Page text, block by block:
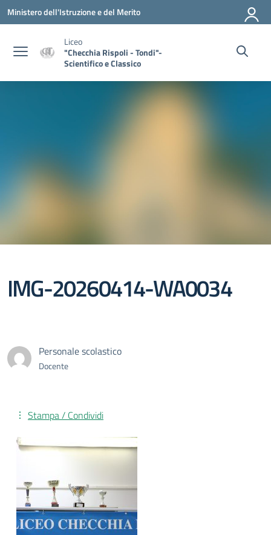
Vai ai contenuti
Vai al menu di navigazione
Vai al footer
Ministero dell'Istruzione e del Merito
Liceo
"Checchia Rispoli - Tondi"-
Scientifico e Classico
IMG-20260414-WA0034
Personale scolastico
Docente
Stampa / Condividi